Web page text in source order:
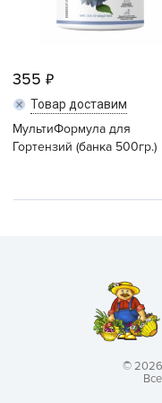
355
Товар доставим
МультиФормула для
Гортензий (банка 500гр.)
© 2026